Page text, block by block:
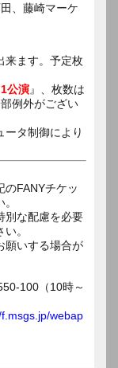
、藤崎マーケ
来ます。予定枚
1公演』、枚数は
例外がござい
ータ制御により
のFANYチケッ
別な配慮を必要
。
願いする場合が
100（10時～
webap